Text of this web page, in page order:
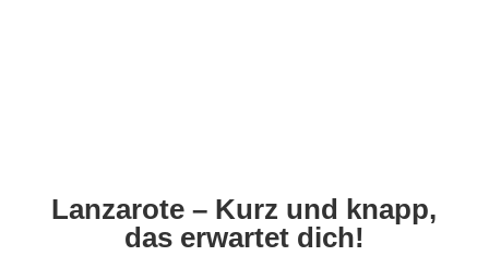
Lanzarote – Kurz und knapp,
das erwartet dich!